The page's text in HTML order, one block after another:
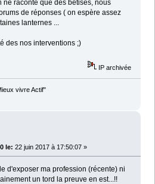
ne raconte que des bêtises, nous
de réponses ( on espère assez
lanternes ...
des nos interventions ;)
IP archivée
vivre Actif"
le: 22 juin 2017 à 17:50:07 »
d'exposer ma profession (récente) ni
un tord la preuve en est...!!